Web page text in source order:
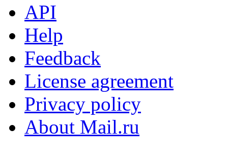
API
Help
Feedback
License agreement
Privacy policy
About Mail.ru